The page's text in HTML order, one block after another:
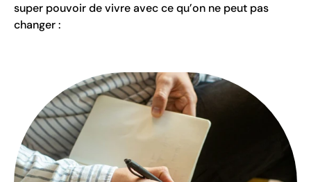
super pouvoir de vivre avec ce qu’on ne peut pas
changer :